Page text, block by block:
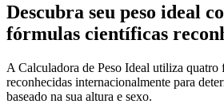
Descubra seu peso ideal
fórmulas científicas
A Calculadora de Peso Ideal utiliza quatro
reconhecidas internacionalmente para
baseado na sua altura e sexo.